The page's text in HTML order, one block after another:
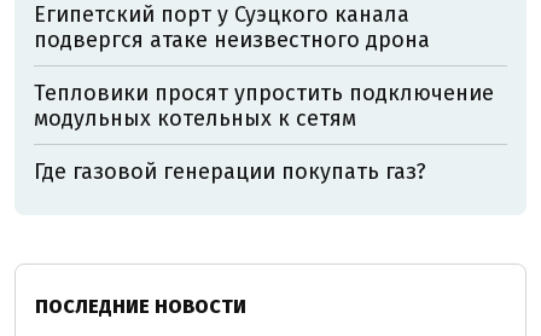
Египетский порт у Суэцкого канала
подвергся атаке неизвестного дрона
Тепловики просят упростить подключение
модульных котельных к сетям
Где газовой генерации покупать газ?
ПОСЛЕДНИЕ НОВОСТИ